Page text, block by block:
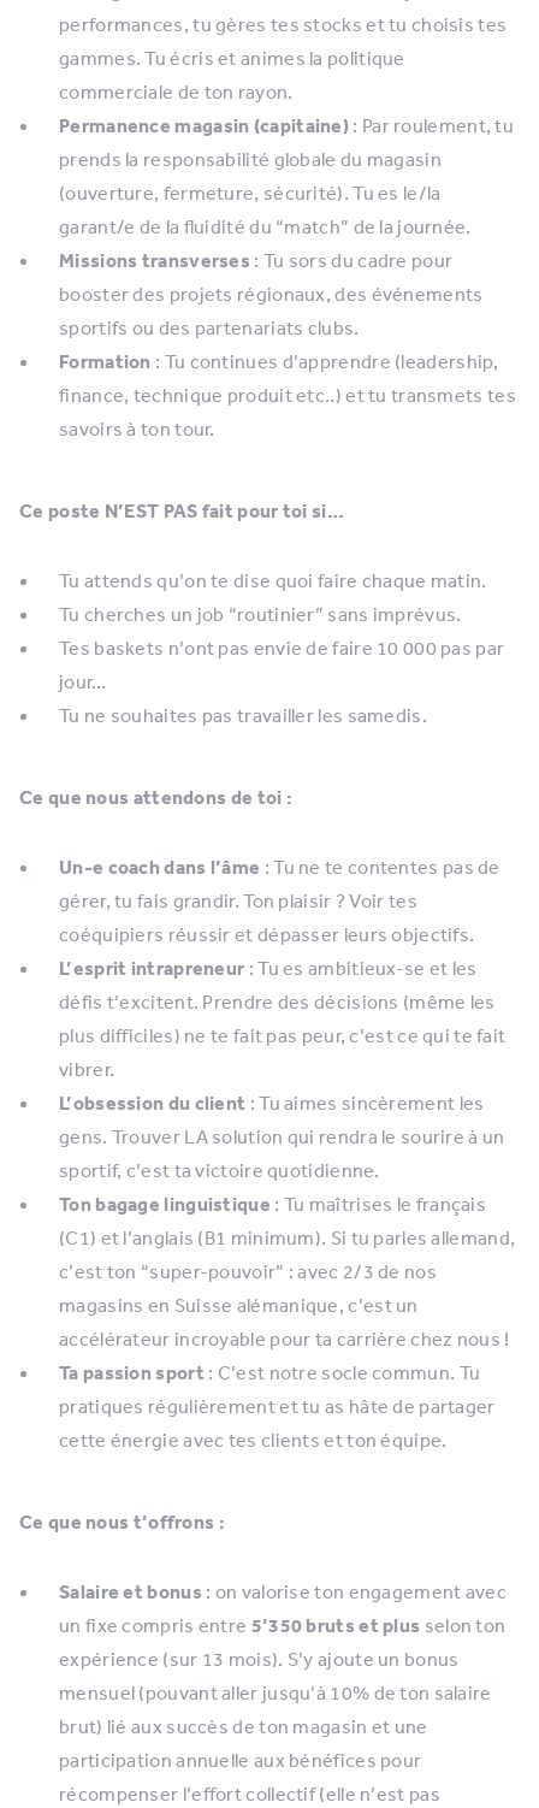
performances, tu gères tes stocks et tu choisis tes
gammes. Tu écris et animes la politique
commerciale de ton rayon.
Permanence magasin (capitaine) : Par roulement, tu
prends la responsabilité globale du magasin
(ouverture, fermeture, sécurité). Tu es le/la
garant/e de la fluidité du “match” de la journée.
Missions transverses : Tu sors du cadre pour
booster des projets régionaux, des événements
sportifs ou des partenariats clubs.
Formation : Tu continues d’apprendre (leadership,
finance, technique produit etc..) et tu transmets tes
savoirs à ton tour.
Ce poste N’EST PAS fait pour toi si…
Tu attends qu’on te dise quoi faire chaque matin.
Tu cherches un job “routinier” sans imprévus.
Tes baskets n’ont pas envie de faire 10 000 pas par
jour…
Tu ne souhaites pas travailler les samedis.
Ce que nous attendons de toi :
Un-e coach dans l’âme : Tu ne te contentes pas de
gérer, tu fais grandir. Ton plaisir ? Voir tes
coéquipiers réussir et dépasser leurs objectifs.
L’esprit intrapreneur : Tu es ambitieux-se et les
défis t’excitent. Prendre des décisions (même les
plus difficiles) ne te fait pas peur, c’est ce qui te fait
vibrer.
L’obsession du client : Tu aimes sincèrement les
gens. Trouver LA solution qui rendra le sourire à un
sportif, c’est ta victoire quotidienne.
Ton bagage linguistique : Tu maîtrises le français
(C1) et l’anglais (B1 minimum). Si tu parles allemand,
c’est ton “super-pouvoir” : avec 2/3 de nos
magasins en Suisse alémanique, c’est un
accélérateur incroyable pour ta carrière chez nous !
Ta passion sport: C’est notre socle commun. Tu
pratiques régulièrement et tu as hâte de partager
cette énergie avec tes clients et ton équipe.
Ce que nous t’offrons :
Salaire et bonus : on valorise ton engagement avec
un fixe compris entre 5’350 bruts et plus selon ton
expérience (sur 13 mois). S’y ajoute un bonus
mensuel (pouvant aller jusqu’à 10% de ton salaire
brut) lié aux succès de ton magasin et une
participation annuelle aux bénéfices pour
récompenser l’effort collectif (elle n’est pas